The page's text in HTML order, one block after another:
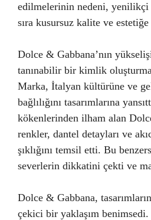
edilmelerinin nedeni, yenilikçi
sıra kusursuz kalite ve estetiğe
Dolce & Gabbana’nın
tanınabilir bir kimlik
Marka, İtalyan kültürüne ve
bağlılığını tasarımlarına
kökenlerinden ilham alan
renkler, dantel detayları ve
şıklığını temsil etti. Bu
severlerin dikkatini çekti ve
Dolce & Gabbana,
çekici bir yaklaşım